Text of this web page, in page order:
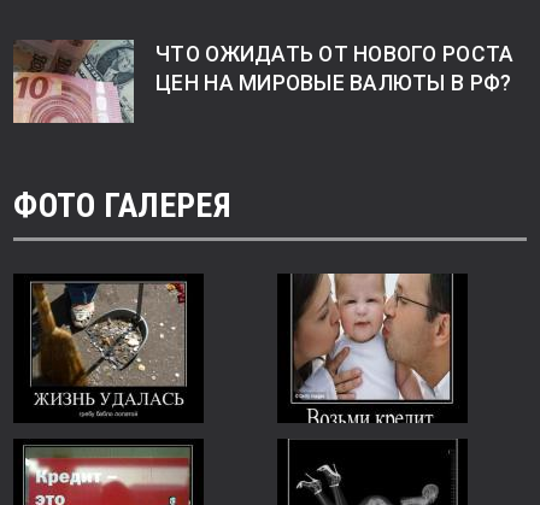
ЧТО ОЖИДАТЬ ОТ НОВОГО РОСТА
ЦЕН НА МИРОВЫЕ ВАЛЮТЫ В РФ?
ФОТО ГАЛЕРЕЯ